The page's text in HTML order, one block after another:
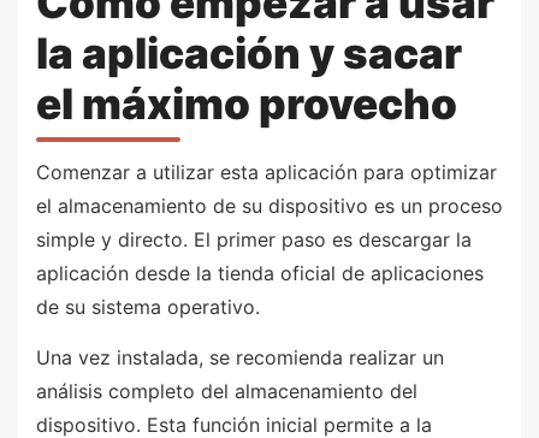
la aplicación y sacar
el máximo provecho
Comenzar a utilizar esta aplicación para optimizar
el almacenamiento de su dispositivo es un proceso
simple y directo. El primer paso es descargar la
aplicación desde la tienda oficial de aplicaciones
de su sistema operativo.
Una vez instalada, se recomienda realizar un
análisis completo del almacenamiento del
dispositivo. Esta función inicial permite a la